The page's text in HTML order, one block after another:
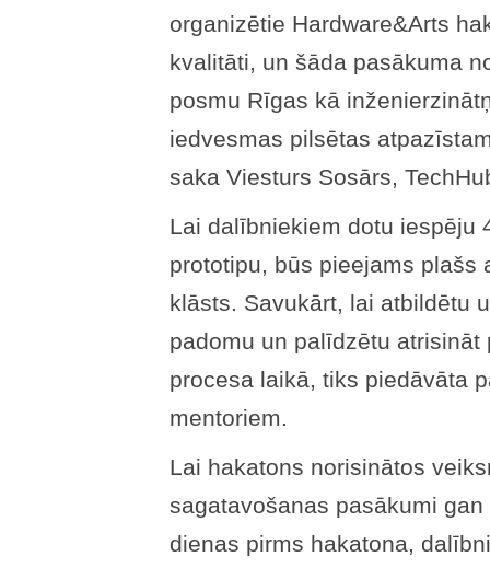
organizētie Hardware&Arts
kvalitāti, un šāda pasākuma
posmu Rīgas kā
iedvesmas pilsētas
saka Viesturs Sosārs,
Lai dalībniekiem dotu iespēju
prototipu, būs pieejams plašs
klāsts. Savukārt, lai atbildētu
padomu un palīdzētu
procesa laikā, tiks piedāvāta
mentoriem.
Lai hakatons norisinātos
sagatavošanas pasākumi
dienas pirms hakatona,